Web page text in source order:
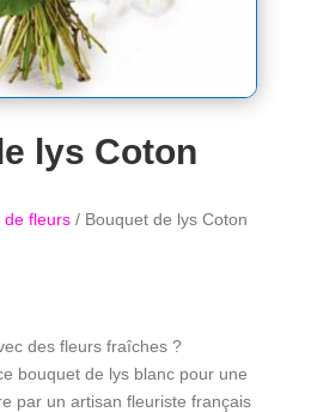
lys Coton
de fleurs/ Bouquet de lys Coton
des fleurs fraîches ?
bouquet de lys blanc pour une
par un artisan fleuriste français